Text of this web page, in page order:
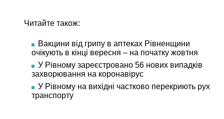
Читайте також:
Вакцини від грипу в аптеках Рівненщини
очікують в кінці вересня – на початку жовтня
У Рівному зареєстровано 56 нових випадків
захворювання на коронавірус
У Рівному на вихідні частково перекриють рух
транспорту